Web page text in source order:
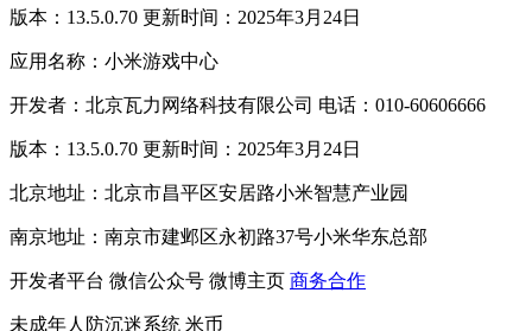
版本：13.5.0.70 更新时间：2025年3月24日
应用名称：小米游戏中心
开发者：北京瓦力网络科技有限公司 电话：010-60606666
版本：13.5.0.70 更新时间：2025年3月24日
北京地址：北京市昌平区安居路小米智慧产业园
南京地址：南京市建邺区永初路37号小米华东总部
开发者平台 微信公众号 微博主页 商务合作
未成年人防沉迷系统 米币